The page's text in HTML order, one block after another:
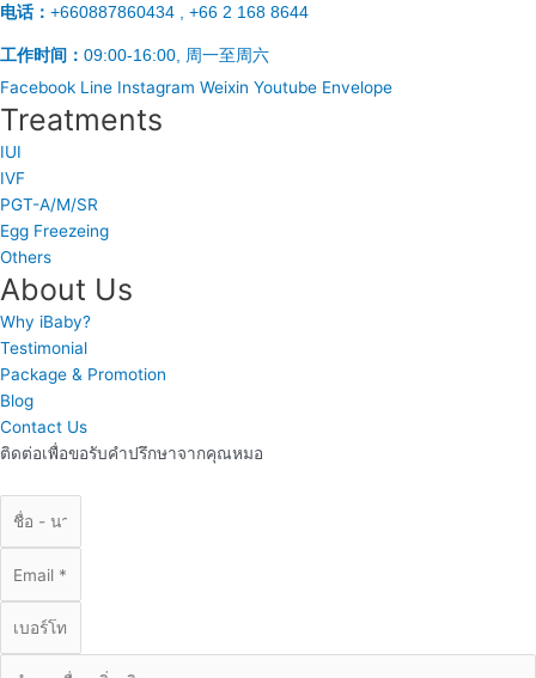
电话： +660887860434 , +66 2 168 8644
工作时间： 09:00-16:00, 周一至周六
Facebook Line Instagram Weixin Youtube Envelope
Treatments
IUI
IVF
PGT-A/M/SR
Egg Freezeing
Others
About Us
Why iBaby?
Testimonial
Package & Promotion
Blog
Contact Us
ติดต่อเพื่อขอรับคำปรึกษาจากคุณหมอ